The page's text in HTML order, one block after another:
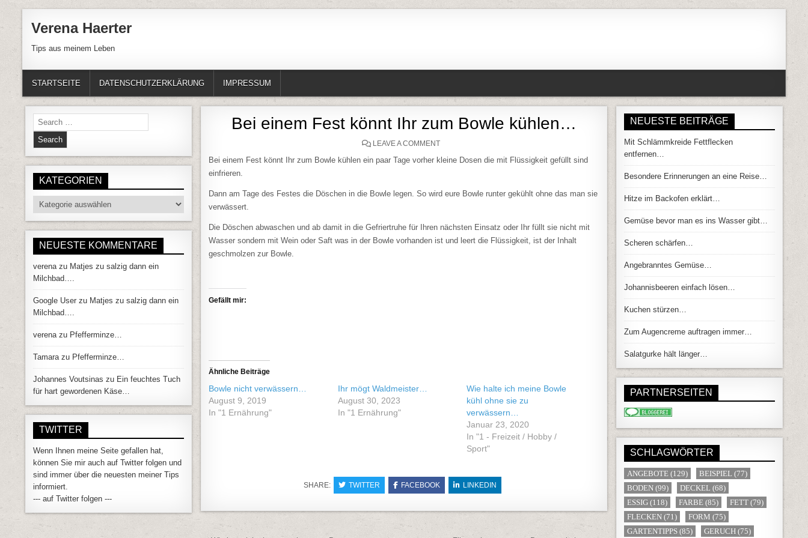
Verena Haerter
Tips aus meinem Leben
STARTSEITE DATENSCHUTZERKLÄRUNG IMPRESSUM
Bei einem Fest könnt Ihr zum Bowle kühlen…
LEAVE A COMMENTON BEI EINEM FEST KÖNNT IHR ZUM BOWLE KÜHLEN…
Bei einem Fest könnt Ihr zum Bowle kühlen ein paar Tage vorher kleine Dosen die mit Flüssigkeit gefüllt sind
einfrieren.
Dann am Tage des Festes die Döschen in die Bowle legen. So wird eure Bowle runter gekühlt ohne das man sie
verwässert.
Die Döschen abwaschen und ab damit in die Gefriertruhe für Ihren nächsten Einsatz oder Ihr füllt sie nicht mit
Wasser sondern mit Wein oder Saft was in der Bowle vorhanden ist und leert die Flüssigkeit, ist der Inhalt
geschmolzen zur Bowle.
Gefällt mir:
Ähnliche Beiträge
Bowle nicht verwässern…
August 9, 2019
In "1 Ernährung"
Ihr mögt Waldmeister…
August 30, 2023
In "1 Ernährung"
Wie halte ich meine Bowle
kühl ohne sie zu
verwässern…
Januar 23, 2020
In "1 - Freizeit / Hobby /
Sport"
SHARE: TWITTER FACEBOOK LINKEDIN
Search for:
KATEGORIEN
Kategorien
NEUESTE KOMMENTARE
verenazu Matjes zu salzig dann ein
Milchbad….
Google User zu Matjes zu salzig dann ein
Milchbad….
verenazu Pfefferminze…
Tamarazu Pfefferminze…
Johannes Voutsinas zu Ein feuchtes Tuch
für hart gewordenen Käse…
TWITTER
Wenn Ihnen meine Seite gefallen hat,
können Sie mir auch auf Twitter folgen und
sind immer über die neuesten meiner Tips
informiert.
--- auf Twitter folgen ---
NEUESTE BEITRÄGE
Mit Schlämmkreide Fettflecken
entfernen…
Besondere Erinnerungen an eine Reise…
Hitze im Backofen erklärt…
Gemüse bevor man es ins Wasser gibt…
Scheren schärfen…
Angebranntes Gemüse…
Johannisbeeren einfach lösen…
Kuchen stürzen…
Zum Augencreme auftragen immer…
Salatgurke hält länger…
PARTNERSEITEN
SCHLAGWÖRTER
ANGEBOTE(129) BEISPIEL (77)
BODEN(99) DECKEL (68)
ESSIG(118) FARBE(85) FETT(79)
FLECKEN(71) FORM (75)
GARTENTIPPS(85) GERUCH(75)